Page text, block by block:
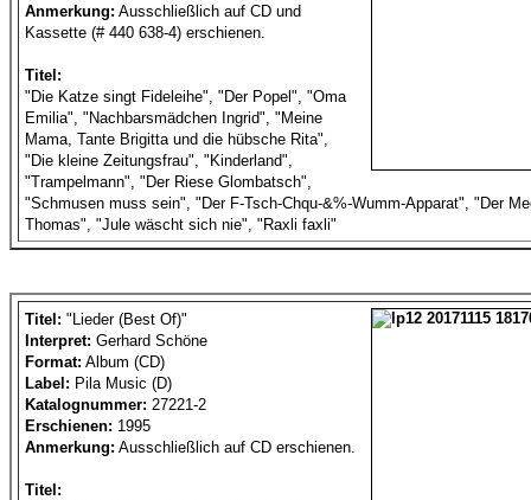
Anmerkung: Ausschließlich auf CD und
Kassette (# 440 638-4) erschienen.
Titel:
"Die Katze singt Fideleihe", "Der Popel", "Oma
Emilia", "Nachbarsmädchen Ingrid", "Meine
Mama, Tante Brigitta und die hübsche Rita",
"Die kleine Zeitungsfrau", "Kinderland",
"Trampelmann", "Der Riese Glombatsch",
"Schmusen muss sein", "Der F-Tsch-Chqu-&%-Wumm-Apparat", "Der
Thomas", "Jule wäscht sich nie", "Raxli faxli"
Titel: "Lieder (Best Of)"
Interpret: Gerhard Schöne
Format: Album (CD)
Label: Pila Music (D)
Katalognummer: 27221-2
Erschienen: 1995
Anmerkung: Ausschließlich auf CD erschienen.
Titel: